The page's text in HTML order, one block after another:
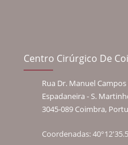
Centro Cirúrgico De
Rua Dr. Manuel
Espadaneira - S.
3045-089 Coimbra,
Coordenadas: